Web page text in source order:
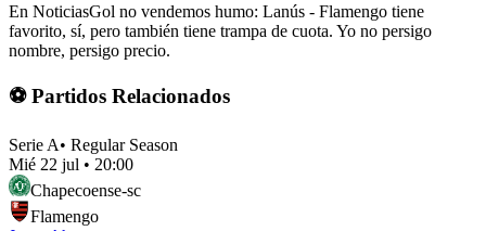
En NoticiasGol no vendemos humo: Lanús - Flamengo tiene
favorito, sí, pero también tiene trampa de cuota. Yo no persigo
nombre, persigo precio.
⚽ Partidos Relacionados
Serie A• Regular Season
Mié 22 jul • 20:00
Chapecoense-sc
Flamengo